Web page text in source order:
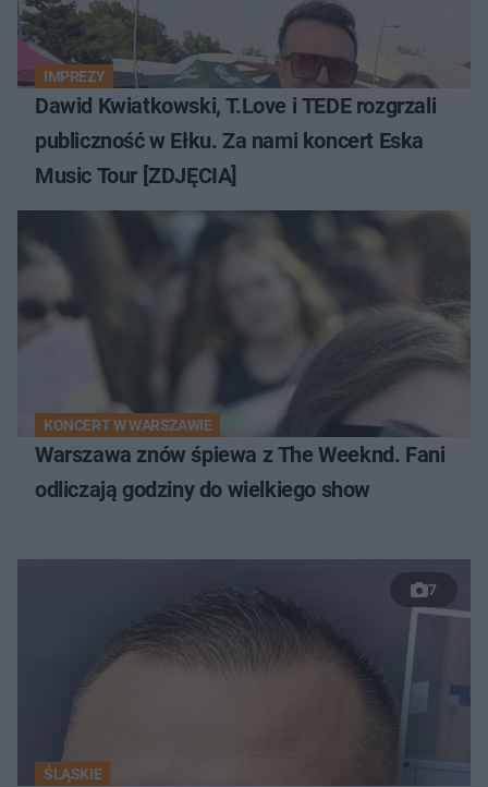
IMPREZY
Dawid Kwiatkowski, T.Love i TEDE rozgrzali
publiczność w Ełku. Za nami koncert Eska
Music Tour [ZDJĘCIA]
KONCERT W WARSZAWIE
Warszawa znów śpiewa z The Weeknd. Fani
odliczają godziny do wielkiego show
7
ŚLĄSKIE